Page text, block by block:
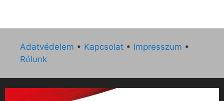
Adatvédelem • Kapcsolat • Impresszum •
Rólunk